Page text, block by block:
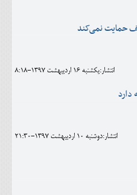
حمایت نمی‌کند
انتشار:يکشنبه 16 ارديبهشت 1397-8:18
انتشار:دوشنبه 10 ارديبهشت 1397-21:30